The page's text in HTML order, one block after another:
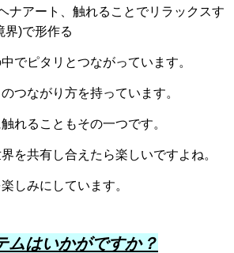
ナアート、触れることでリラックスす
界)で形作る
でピタリとつながっています。
つながり方を持っています。
れることもその一つです。
を共有し合えたら楽しいですよね。
しみにしています。
ムはいかがですか？